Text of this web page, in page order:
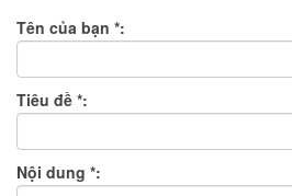
Tên của bạn *:
Tiêu đề *:
Nội dung *: